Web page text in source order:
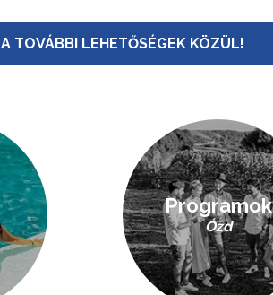
TOVÁBBI LEHETŐSÉGEK KÖZÜL!
Programok
Ózd